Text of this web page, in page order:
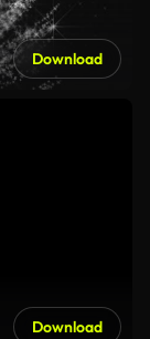
Download
Download